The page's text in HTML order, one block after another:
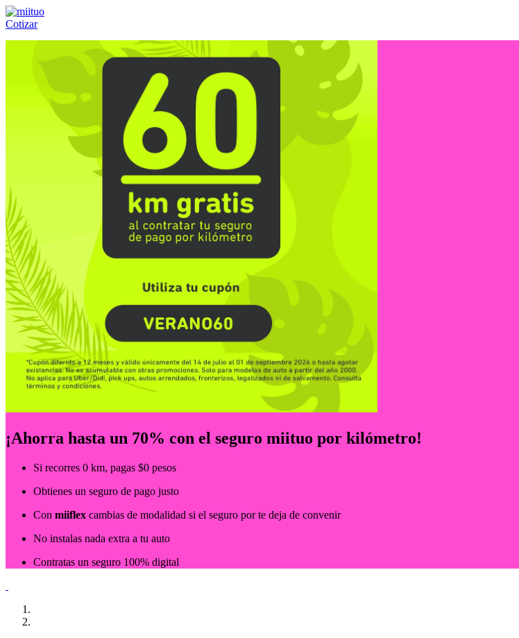
Cotizar
(55) 84-21-05-00ó800-953-00-59
¡Ahorra hasta un 70% con el seguro miituo por kilómetro!
Si recorres 0 km, pagas $0 pesos
Obtienes un seguro de pago justo
Con miiflex cambias de modalidad si el seguro por te deja de convenir
No instalas nada extra a tu auto
Contratas un seguro 100% digital